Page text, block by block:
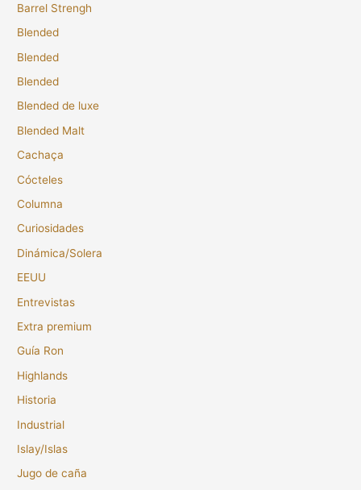
Barrel Strengh
Blended
Blended
Blended
Blended de luxe
Blended Malt
Cachaça
Cócteles
Columna
Curiosidades
Dinámica/Solera
EEUU
Entrevistas
Extra premium
Guía Ron
Highlands
Historia
Industrial
Islay/Islas
Jugo de caña